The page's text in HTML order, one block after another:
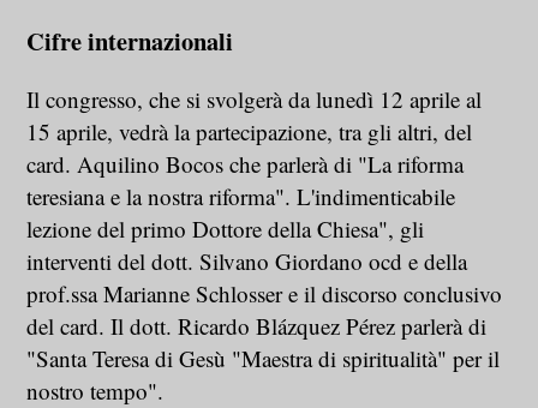
Cifre internazionali
Il congresso, che si svolgerà da lunedì 12 aprile al
15 aprile, vedrà la partecipazione, tra gli altri, del
card. Aquilino Bocos che parlerà di "La riforma
teresiana e la nostra riforma". L'indimenticabile
lezione del primo Dottore della Chiesa", gli
interventi del dott. Silvano Giordano ocd e della
prof.ssa Marianne Schlosser e il discorso conclusivo
del card. Il dott. Ricardo Blázquez Pérez parlerà di
"Santa Teresa di Gesù "Maestra di spiritualità" per il
nostro tempo".